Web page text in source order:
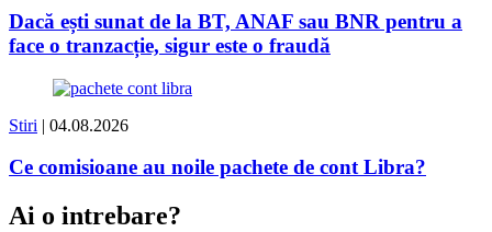
Dacă ești sunat de la BT, ANAF sau BNR pentru a
face o tranzacție, sigur este o fraudă
Stiri | 04.08.2026
Ce comisioane au noile pachete de cont Libra?
Ai o intrebare?